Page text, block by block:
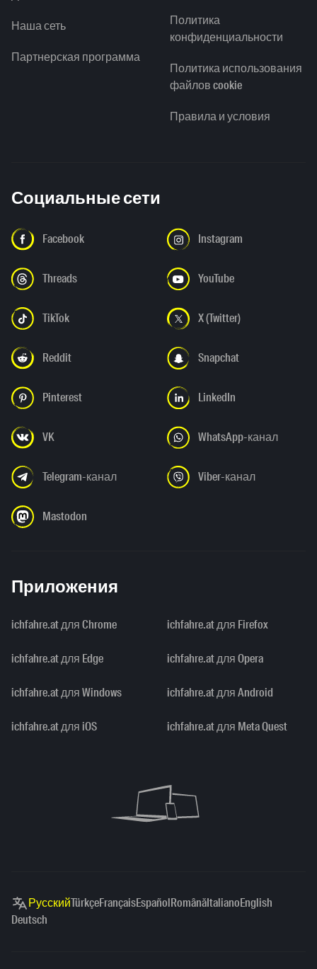
Наша сеть
Партнерская программа
Политика
конфиденциальности
Политика использования
файлов cookie
Правила и условия
Социальные сети
Facebook Instagram
Threads YouTube
TikTok X (Twitter)
Reddit Snapchat
Pinterest LinkedIn
VK WhatsApp-канал
Telegram-канал Viber-канал
Mastodon
Приложения
ichfahre.at для Chrome ichfahre.at для Firefox
ichfahre.at для Edge ichfahre.at для Opera
ichfahre.at для Windows ichfahre.at для Android
ichfahre.at для iOS ichfahre.at для Meta Quest
РусскийTürkçeFrançaisEspañolRomânăItalianoEnglish
Deutsch